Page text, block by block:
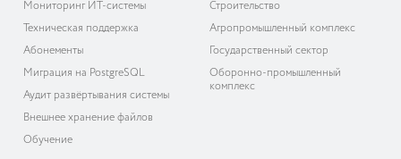
Мониторинг ИТ-системы
Техническая поддержка
Абонементы
Миграция на PostgreSQL
Аудит развёртывания системы
Внешнее хранение файлов
Обучение
Строительство
Агропромышленный комплекс
Государственный сектор
Оборонно-промышленный
комплекс